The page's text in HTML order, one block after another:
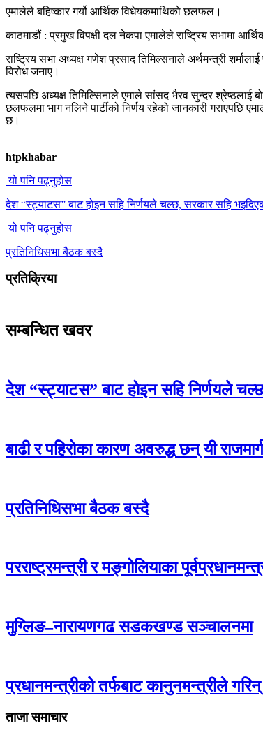
एमालेले बहिष्कार गर्यो आर्थिक विधेयकमाथिको छलफल।
काठमाडौं : प्रमुख विपक्षी दल नेकपा एमालेले राष्ट्रिय सभामा
राष्ट्रिय सभा अध्यक्ष गणेश प्रसाद तिमिल्सनाले अर्थमन्त्री
विरोध जनाए।
त्यसपछि अध्यक्ष तिमिल्सिनाले एमाले सांसद भैरव सुन्दर श्रेष्ठलाई
छलफलमा भाग नलिने पार्टीको निर्णय रहेको जानकारी गराएपछि
छ।
htpkhabar
यो पनि पढ्नुहोस
देश “स्ट्याटस” बाट होइन सहि निर्णयले चल्छ, सरकार सहि
यो पनि पढ्नुहोस
प्रतिनिधिसभा बैठक बस्दै
प्रतिक्रिया
सम्बन्धित खवर
देश “स्ट्याटस” बाट होइन सहि निर्णयले
बाढी र पहिरोका कारण अवरुद्ध छन् यी राजमार्ग
प्रतिनिधिसभा बैठक बस्दै
परराष्ट्रमन्त्री र मङ्गोलियाका
मुग्लिङ–नारायणगढ सडकखण्ड सञ्चालनमा
प्रधानमन्त्रीको तर्फबाट कानुनमन्त्रीले
ताजा समाचार